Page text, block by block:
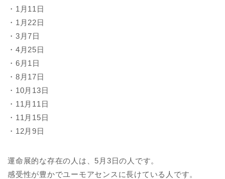
・1月11日
・1月22日
・3月7日
・4月25日
・6月1日
・8月17日
・10月13日
・11月11日
・11月15日
・12月9日
運命展的な存在の人は、5月3日の人です。
感受性が豊かでユーモアセンスに長けている人です。